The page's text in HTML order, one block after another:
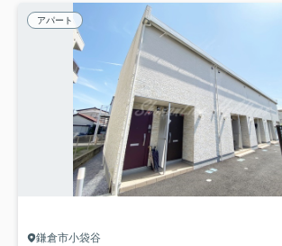
アパート
鎌倉市小袋谷